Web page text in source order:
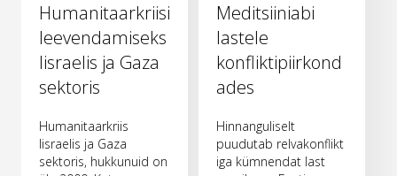
Humanitaarkriisi
leevendamiseks
Iisraelis ja Gaza
sektoris
Humanitaarkriis
Iisraelis ja Gaza
sektoris, hukkunuid on
Meditsiiniabi
lastele
konfliktipiirkond
ades
Hinnanguliselt
puudutab relvakonflikt
iga kümnendat last